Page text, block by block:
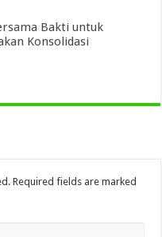
Bakti untuk
Konsolidasi
Required fields are marked